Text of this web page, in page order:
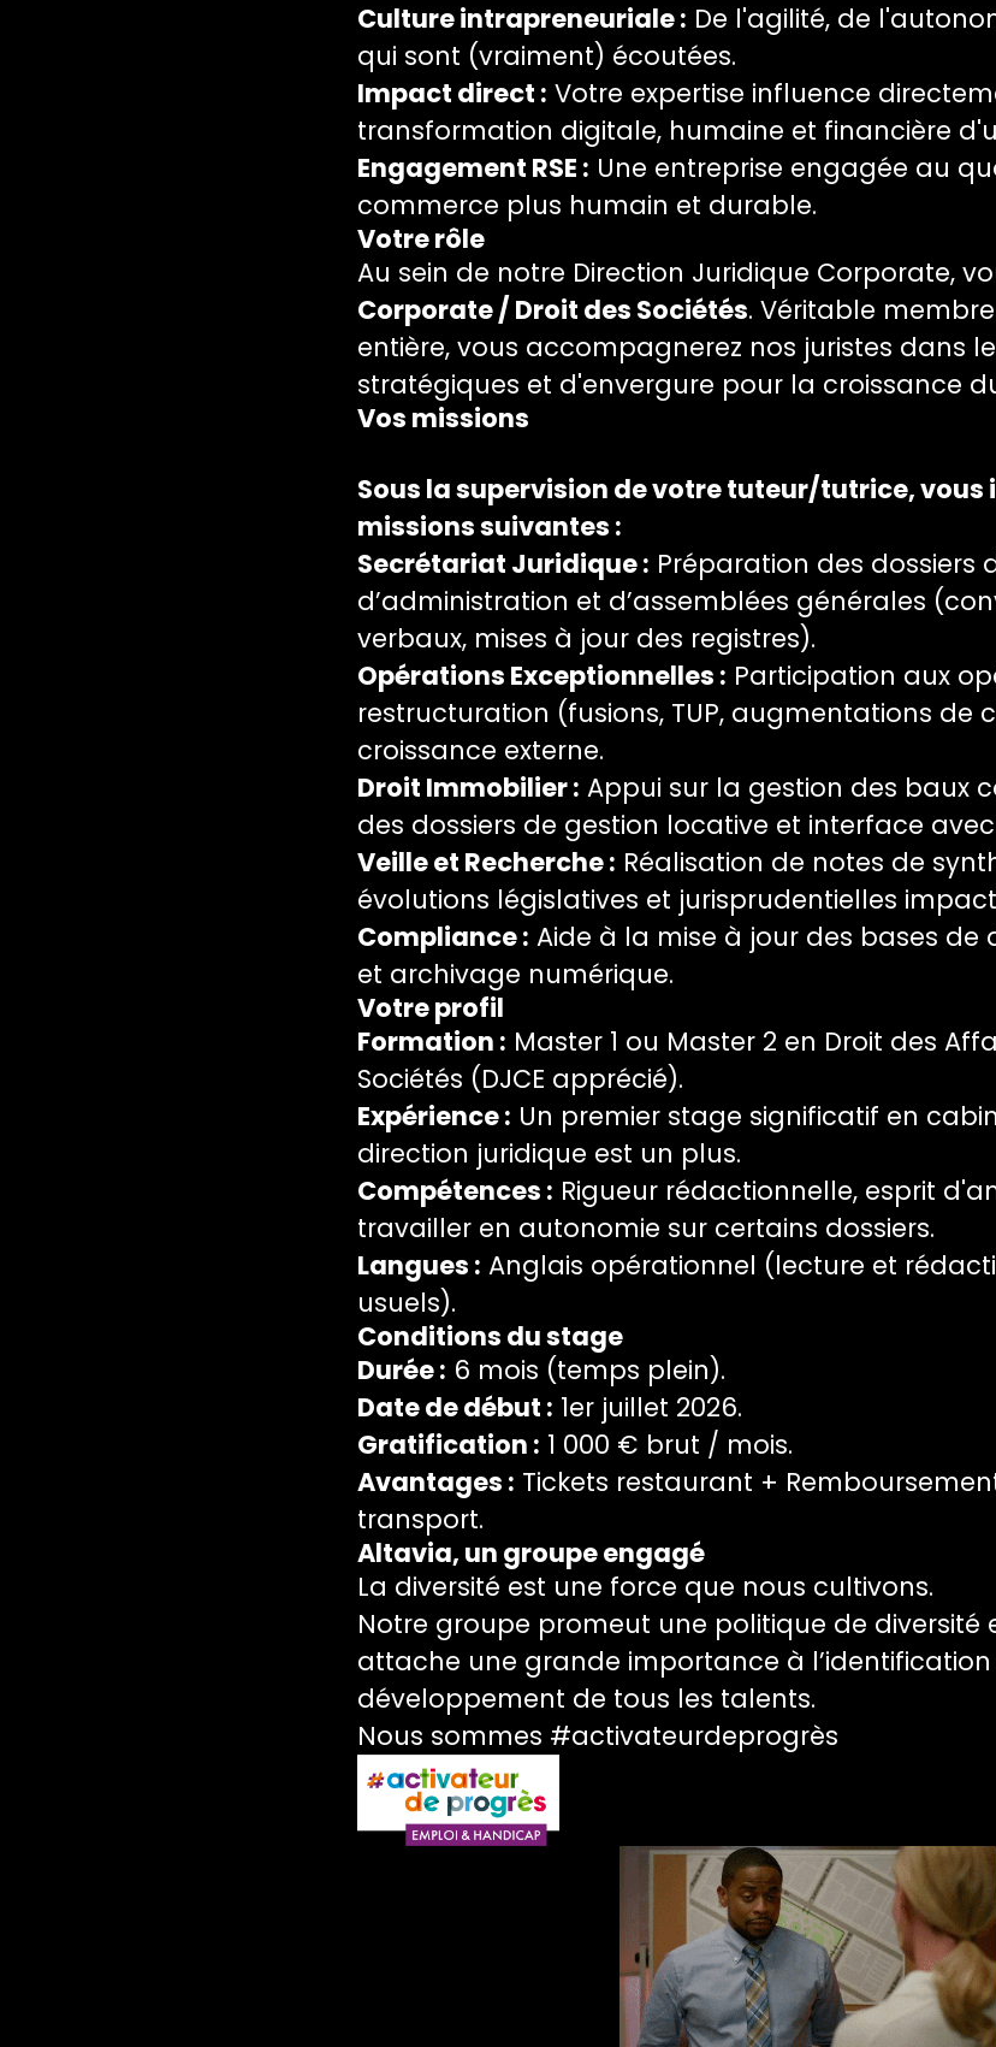
Culture intrapreneuriale : De l'agilité, de
qui sont (vraiment) écoutées.
Impact direct : Votre expertise influence
transformation digitale, humaine et financière
Engagement RSE : Une entreprise engagée au
commerce plus humain et durable.
Votre rôle
Au sein de notre Direction Juridique Corporate,
Corporate / Droit des Sociétés. Véritable
entière, vous accompagnerez nos juristes dans
stratégiques et d'envergure pour la croissance
Vos missions
Sous la supervision de votre tuteur/tutrice, vous
missions suivantes :
Secrétariat Juridique : Préparation des dossiers
d’administration et d’assemblées générales
verbaux, mises à jour des registres).
Opérations Exceptionnelles : Participation aux
restructuration (fusions, TUP, augmentations de
croissance externe.
Droit Immobilier : Appui sur la gestion des baux
des dossiers de gestion locative et interface
Veille et Recherche : Réalisation de notes de
évolutions législatives et jurisprudentielles
Compliance : Aide à la mise à jour des bases de
et archivage numérique.
Votre profil
Formation : Master 1 ou Master 2 en Droit des
Sociétés (DJCE apprécié).
Expérience : Un premier stage significatif en
direction juridique est un plus.
Compétences : Rigueur rédactionnelle, esprit
travailler en autonomie sur certains dossiers.
Langues : Anglais opérationnel (lecture et
usuels).
Conditions du stage
Durée : 6 mois (temps plein).
Date de début : 1er juillet 2026.
Gratification : 1 000 € brut / mois.
Avantages : Tickets restaurant +
transport.
Altavia, un groupe engagé
La diversité est une force que nous cultivons.
Notre groupe promeut une politique de diversité
attache une grande importance à
développement de tous les talents.
Nous sommes #activateurdeprogrès